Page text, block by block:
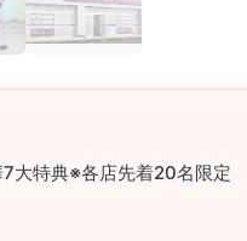
大特典※各店先着20名限定